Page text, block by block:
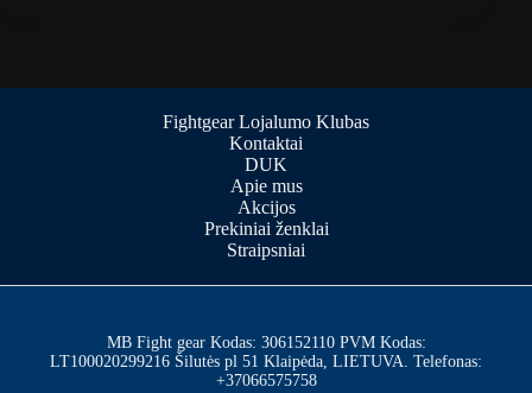
Fightgear Lojalumo Klubas
Kontaktai
DUK
Apie mus
Akcijos
Prekiniai ženklai
Straipsniai
MB Fight gear Kodas: 306152110 PVM Kodas:
LT100020299216 Šilutės pl 51 Klaipėda, LIETUVA. Telefonas:
+37066575758